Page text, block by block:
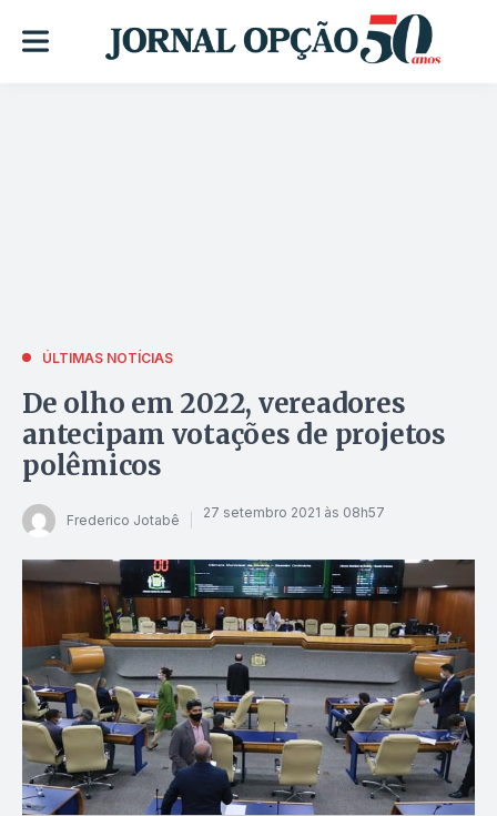
ÚLTIMAS NOTÍCIAS
De olho em 2022, vereadores
antecipam votações de projetos
polêmicos
Frederico Jotabê 27 setembro 2021 às 08h57